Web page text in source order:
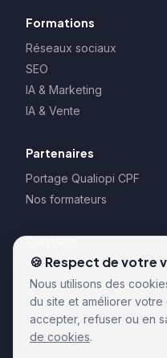
Formations
Réseaux sociaux
SEO
IA & Marketing
IA & Vente
Partenaires
Portage Qualiopi CPF
Nos formateurs
128 rue la Boétie
75008 Paris – France
CGV
Règlements formation
🍪 Respect de votre
Nous utilisons des
du site et améliorer
accepter, refuser ou en
de cookies.